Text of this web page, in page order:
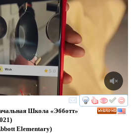
смотреть
Школа «Эбботт»
Elementary)